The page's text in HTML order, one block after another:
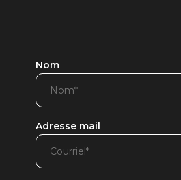
Nom
Adresse mail